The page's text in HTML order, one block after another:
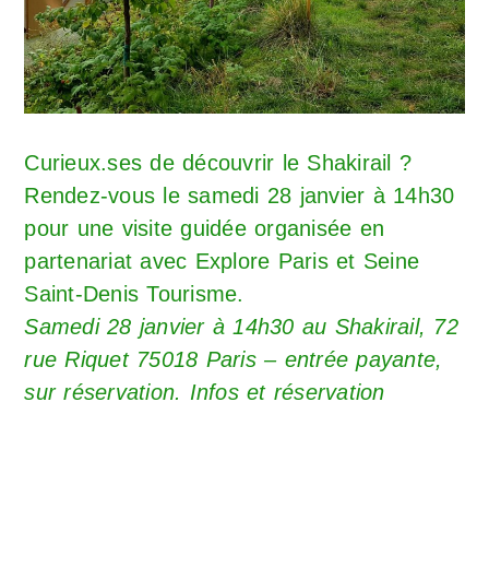
Curieux.ses de découvrir le Shakirail ?
Rendez-vous le samedi 28 janvier à 14h30
pour une visite guidée organisée en
partenariat avec Explore Paris et Seine
Saint-Denis Tourisme.
Samedi 28 janvier à 14h30 au Shakirail, 72
rue Riquet 75018 Paris – entrée payante,
sur réservation. Infos et réservation